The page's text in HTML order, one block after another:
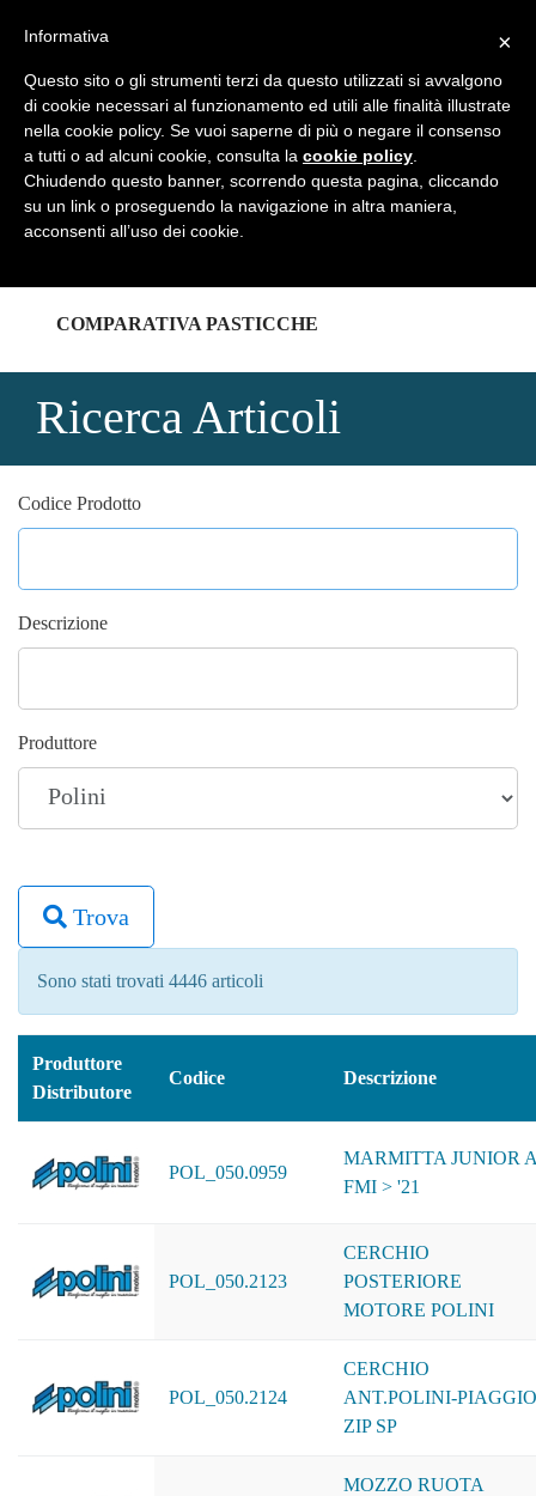
REGISTRATI
HOME
COMPARATIVA PASTICCHE
Ricerca Articoli
Codice Prodotto
Descrizione
Produttore
Trova
Sono stati trovati 4446 articoli
Produttore
Distributore
Codice Descrizione
POL_050.0959
MARMITTA JUNIOR A
FMI > '21
POL_050.2123
CERCHIO
POSTERIORE
MOTORE POLINI
POL_050.2124
CERCHIO
ANT.POLINI-PIAGGIO
ZIP SP
MOZZO RUOTA
×
Informativa
Questo sito o gli strumenti terzi da questo utilizzati si avvalgono
di cookie necessari al funzionamento ed utili alle finalità illustrate
nella cookie policy. Se vuoi saperne di più o negare il consenso
a tutti o ad alcuni cookie, consulta la cookie policy
Chiudendo questo banner, scorrendo questa pagina, cliccando
su un link o proseguendo la navigazione in altra maniera,
acconsenti all’uso dei cookie.